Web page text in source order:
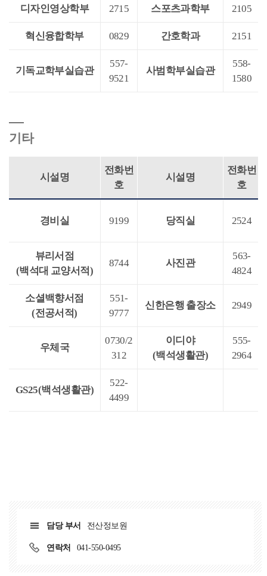
디자인영상학부 2715 스포츠과학부 2105
혁신융합학부 0829 간호학과 2151
기독교학부실습관
557-
9521
사범학부실습관
558-
1580
기타
시설명
전화번
호
시설명
전화번
호
경비실 9199 당직실 2524
뷰리서점
(백석대 교양서적)
8744 사진관
563-
4824
소셜백향서점
(전공서적)
551-
9777
신한은행 출장소 2949
우체국
0730/2
312
이디야
(백석생활관)
555-
2964
GS25(백석생활관)
522-
4499
담당 부서 전산정보원
연락처 041-550-0495